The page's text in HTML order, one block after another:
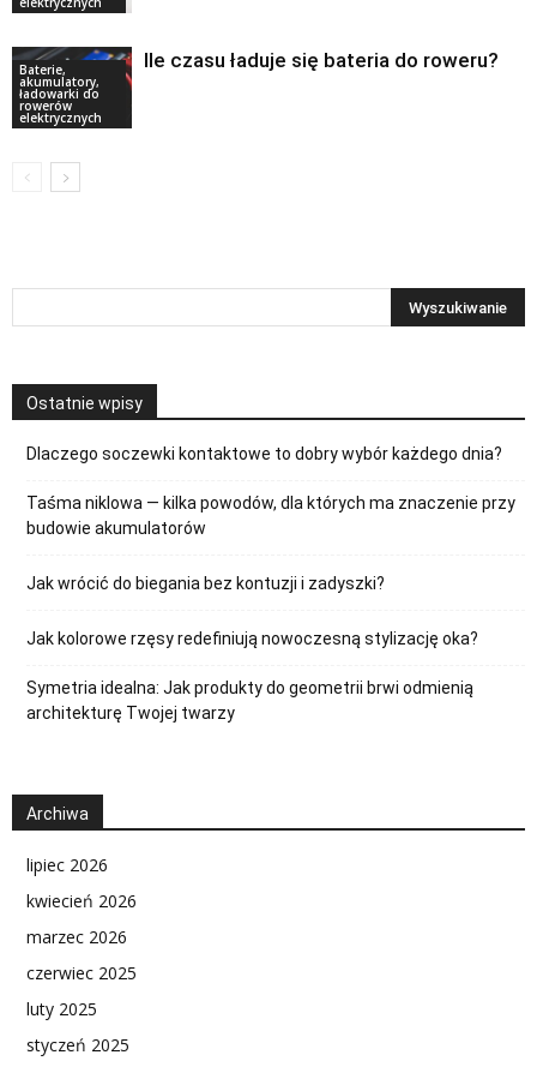
Baterie,
akumulatory,
ładowarki do
rowerów
elektrycznych
Ile czasu ładuje się bateria do roweru?
Ostatnie wpisy
Dlaczego soczewki kontaktowe to dobry wybór każdego dnia?
Taśma niklowa — kilka powodów, dla których ma znaczenie przy
budowie akumulatorów
Jak wrócić do biegania bez kontuzji i zadyszki?
Jak kolorowe rzęsy redefiniują nowoczesną stylizację oka?
Symetria idealna: Jak produkty do geometrii brwi odmienią
architekturę Twojej twarzy
Archiwa
lipiec 2026
kwiecień 2026
marzec 2026
czerwiec 2025
luty 2025
styczeń 2025